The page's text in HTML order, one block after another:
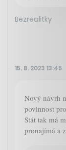
Bezrealitky
15. 8. 2023 13:45
Nový návrh
povinnost
Stát tak má
pronajímá a